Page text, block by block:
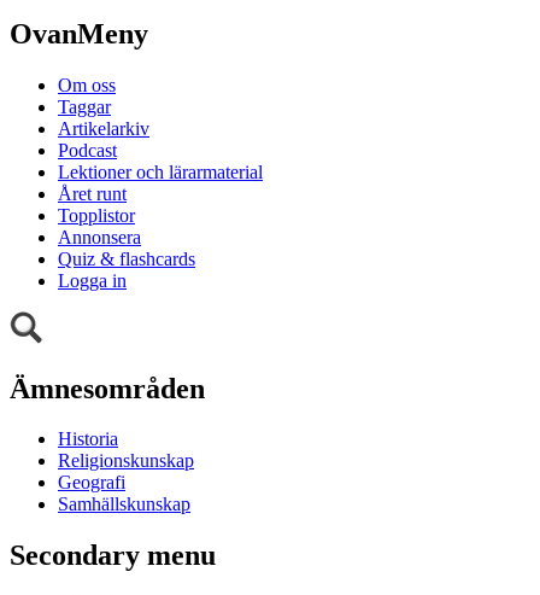
OvanMeny
Om oss
Taggar
Artikelarkiv
Podcast
Lektioner och lärarmaterial
Året runt
Topplistor
Annonsera
Quiz & flashcards
Logga in
Ämnesområden
Historia
Religionskunskap
Geografi
Samhällskunskap
Secondary menu